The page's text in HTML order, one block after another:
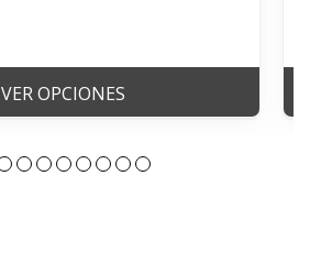
VER OPCIONES